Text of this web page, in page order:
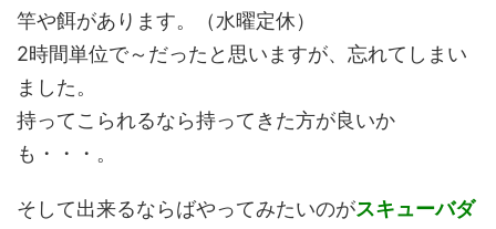
竿や餌があります。（水曜定休）
2時間単位で～だったと思いますが、忘れてしまい
ました。
持ってこられるなら持ってきた方が良いか
も・・・。
そして出来るならばやってみたいのがスキューバダ